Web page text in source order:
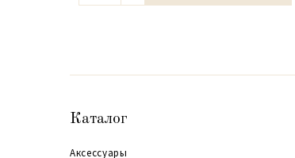
Каталог
Аксессуары